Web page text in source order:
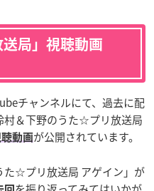
局」視聴動画
チャンネルにて、過去に配
村＆下野のうた☆プリ放送局
動画が公開されています。
た☆プリ放送局 アゲイン」が